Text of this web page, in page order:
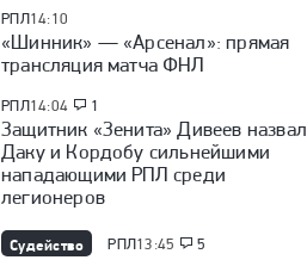
РПЛ14:10
«Шинник» — «Арсенал»: прямая
трансляция матча ФНЛ
РПЛ14:04 1
Защитник «Зенита» Дивеев назвал
Даку и Кордобу сильнейшими
нападающими РПЛ среди
легионеров
Судейство РПЛ13:45 5